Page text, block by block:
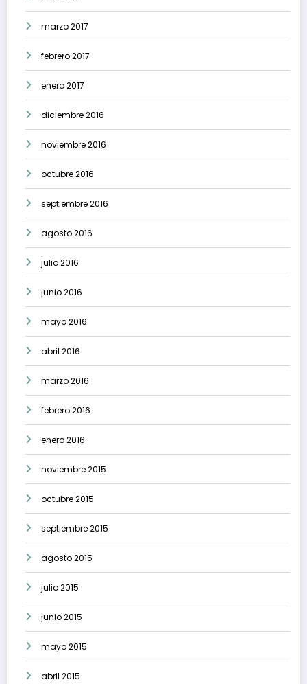
marzo 2017
febrero 2017
enero 2017
diciembre 2016
noviembre 2016
octubre 2016
septiembre 2016
agosto 2016
julio 2016
junio 2016
mayo 2016
abril 2016
marzo 2016
febrero 2016
enero 2016
noviembre 2015
octubre 2015
septiembre 2015
agosto 2015
julio 2015
junio 2015
mayo 2015
abril 2015